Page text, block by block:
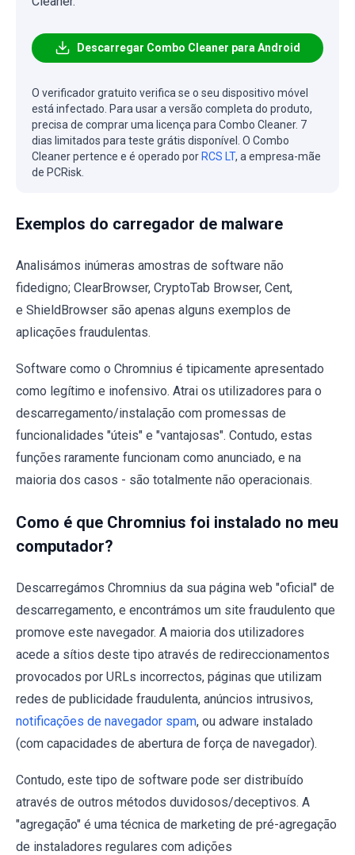
Descarregar Combo Cleaner para Android
O verificador gratuito verifica se o seu dispositivo móvel
está infectado. Para usar a versão completa do produto,
precisa de comprar uma licença para Combo Cleaner. 7
dias limitados para teste grátis disponível. O Combo
Cleaner pertence e é operado por RCS LT, a empresa-mãe
de PCRisk.
Exemplos do carregador de malware
Analisámos inúmeras amostras de software não
fidedigno; ClearBrowser, CryptoTab Browser, Cent,
e ShieldBrowser são apenas alguns exemplos de
aplicações fraudulentas.
Software como o Chromnius é tipicamente apresentado
como legítimo e inofensivo. Atrai os utilizadores para o
descarregamento/instalação com promessas de
funcionalidades "úteis" e "vantajosas". Contudo, estas
funções raramente funcionam como anunciado, e na
maioria dos casos - são totalmente não operacionais.
Como é que Chromnius foi instalado no meu
computador?
Descarregámos Chromnius da sua página web "oficial" de
descarregamento, e encontrámos um site fraudulento que
promove este navegador. A maioria dos utilizadores
acede a sítios deste tipo através de redireccionamentos
provocados por URLs incorrectos, páginas que utilizam
redes de publicidade fraudulenta, anúncios intrusivos,
notificações de navegador spam, ou adware instalado
(com capacidades de abertura de força de navegador).
Contudo, este tipo de software pode ser distribuído
através de outros métodos duvidosos/deceptivos. A
"agregação" é uma técnica de marketing de pré-agregação
de instaladores regulares com adições